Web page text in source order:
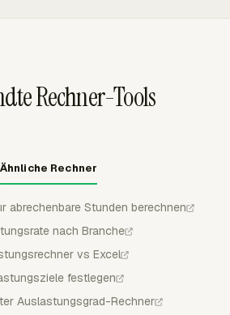
Rechner-Tools
Ähnliche Rechner
abrechenbare Stunden berechnen
nach Branche
vs Excel
festlegen
Auslastungsgrad-Rechner